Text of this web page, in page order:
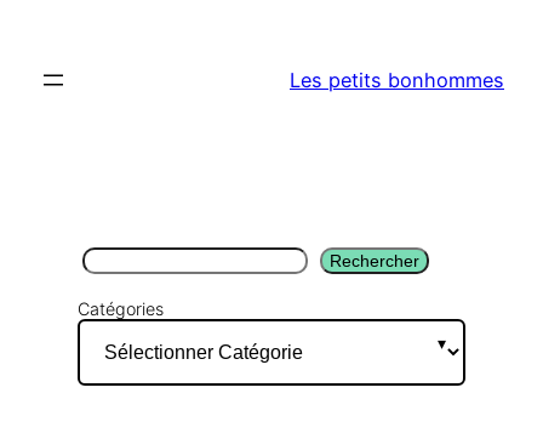
contenu
Les petits bonhommes
Rechercher Rechercher
Catégories